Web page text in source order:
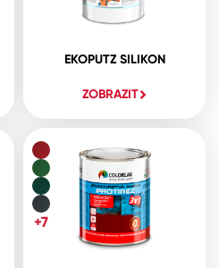
EKOPUTZ SILIKON
ZOBRAZIT
+7